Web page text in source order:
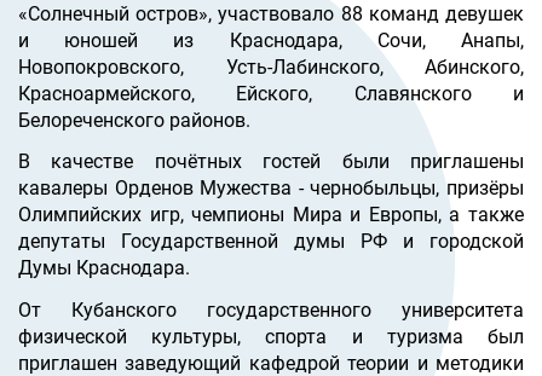
«Солнечный остров», участвовало 88 команд девушек
и юношей из Краснодара, Сочи, Анапы,
Новопокровского, Усть-Лабинского, Абинского,
Красноармейского, Ейского, Славянского и
Белореченского районов.
В качестве почётных гостей были приглашены
кавалеры Орденов Мужества - чернобыльцы, призёры
Олимпийских игр, чемпионы Мира и Европы, а также
депутаты Государственной думы РФ и городской
Думы Краснодара.
От Кубанского государственного университета
физической культуры, спорта и туризма был
приглашен заведующий кафедрой теории и методики